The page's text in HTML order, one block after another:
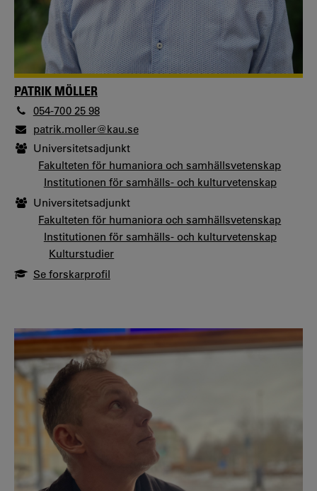
PATRIK MÖLLER
054-700 25 98
patrik.moller@kau.se
Universitetsadjunkt
Fakulteten för humaniora och samhällsvetenskap
Institutionen för samhälls- och kulturvetenskap
Universitetsadjunkt
Fakulteten för humaniora och samhällsvetenskap
Institutionen för samhälls- och kulturvetenskap
Kulturstudier
Se forskarprofil